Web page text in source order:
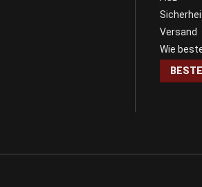
Versand
Wie